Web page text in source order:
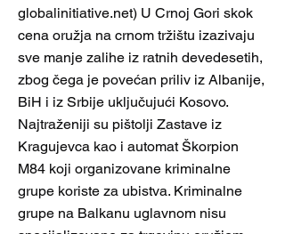
globalinitiative.net) U Crnoj Gori skok
cena oružja na crnom tržištu izazivaju
sve manje zalihe iz ratnih devedesetih,
zbog čega je povećan priliv iz Albanije,
BiH i iz Srbije uključujući Kosovo.
Najtraženiji su pištolji Zastave iz
Kragujevca kao i automat Škorpion
M84 koji organizovane kriminalne
grupe koriste za ubistva. Kriminalne
grupe na Balkanu uglavnom nisu